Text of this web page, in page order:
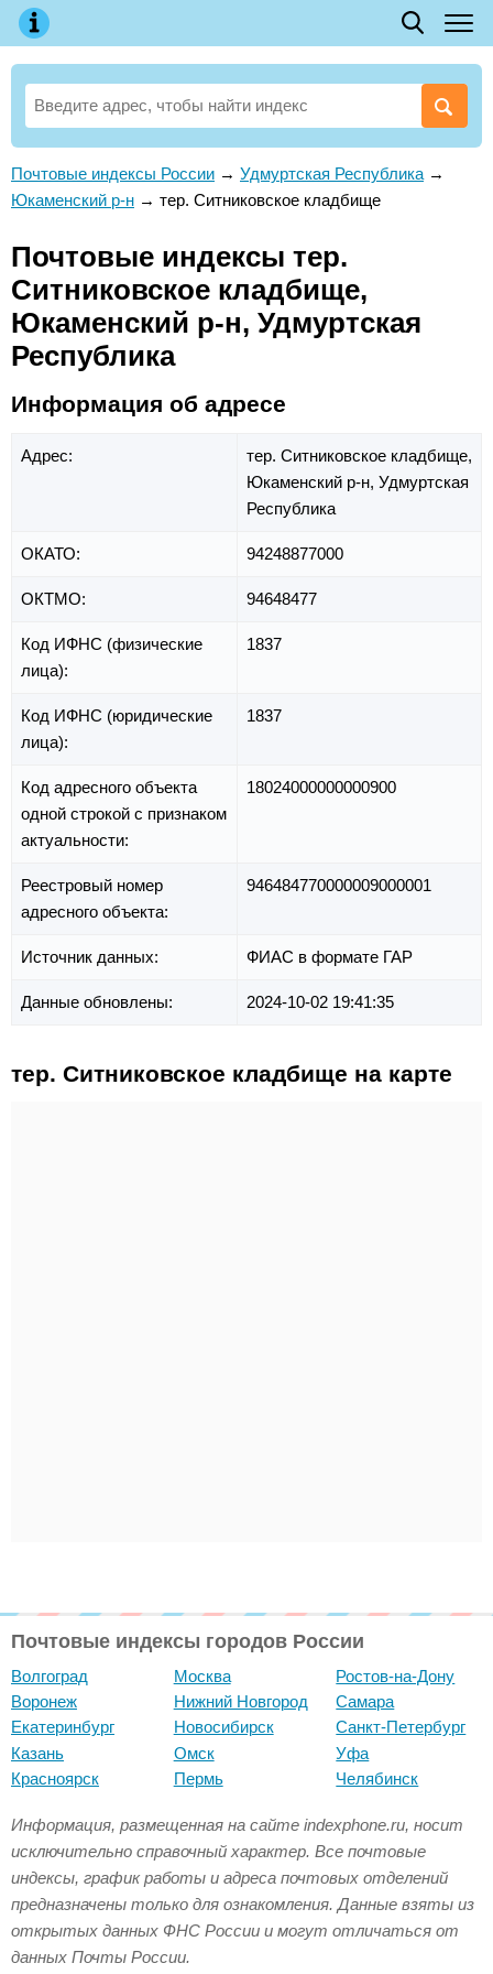
Почтовые индексы России → Удмуртская Республика →
Юкаменский р-н → тер. Ситниковское кладбище
Почтовые индексы тер.
Ситниковское кладбище,
Юкаменский р-н, Удмуртская
Республика
Информация об адресе
Адрес:
тер. Ситниковское кладбище,
Юкаменский р-н, Удмуртская
Республика
ОКАТО: 94248877000
ОКТМО: 94648477
Код ИФНС (физические
лица):
1837
Код ИФНС (юридические
лица):
1837
Код адресного объекта
одной строкой с признаком
актуальности:
18024000000000900
Реестровый номер
адресного объекта:
946484770000009000001
Источник данных: ФИАС в формате ГАР
Данные обновлены: 2024-10-02 19:41:35
тер. Ситниковское кладбище на карте
Почтовые индексы городов России
Волгоград
Воронеж
Екатеринбург
Казань
Красноярск
Москва
Нижний Новгород
Новосибирск
Омск
Пермь
Ростов-на-Дону
Самара
Санкт-Петербург
Уфа
Челябинск
Информация, размещенная на сайте indexphone.ru, носит
исключительно справочный характер. Все почтовые
индексы, график работы и адреса почтовых отделений
предназначены только для ознакомления. Данные взяты из
открытых данных ФНС России и могут отличаться от
данных Почты России.